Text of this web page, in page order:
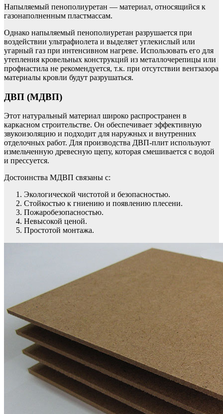
Напыляемый пенополиуретан — материал, относящийся к
газонаполненным пластмассам.
Однако напыляемый пенополиуретан разрушается при
воздействии ультрафиолета и выделяет углекислый или
угарный газ при интенсивном нагреве. Использовать его для
утепления кровельных конструкций из металлочерепицы или
профнастила не рекомендуется, т.к. при отсутствии вентзазора
материалы кровли будут разрушаться.
ДВП (МДВП)
Этот натуральный материал широко распространен в
каркасном строительстве. Он обеспечивает эффективную
звукоизоляцию и подходит для наружных и внутренних
отделочных работ. Для производства ДВП-плит используют
измельченную древесную щепу, которая смешивается с водой
и прессуется.
Достоинства МДВП связаны с:
Экологической чистотой и безопасностью.
Стойкостью к гниению и появлению плесени.
Пожаробезопасностью.
Невысокой ценой.
Простотой монтажа.